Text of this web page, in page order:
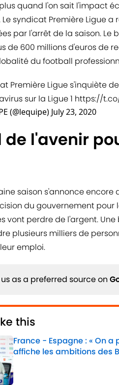
quand l'on sait l'impact
Le syndicat Première Ligue
par l'arrêt de la saison. Le
de 600 millions d'euros de
du football
Première Ligue s'inquiète
sur la Ligue 1 https://
(@lequipe) July 23, 2020
de l'avenir
saison s'annonce
du gouvernement
vont perdre de l'argent.
plusieurs milliers de
emploi.
as a preferred source on
this
France - Espagne : « On
affiche les ambitions des